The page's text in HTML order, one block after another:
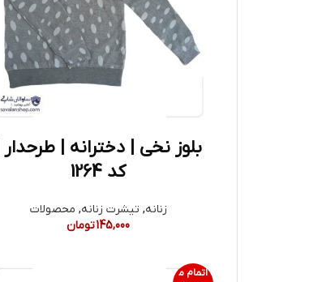
بلوز نخی | دخترانه | طرحدار |
کد 1264
زنانه, تیشرت زنانه, محصولات
145,000تومان
اتمام م